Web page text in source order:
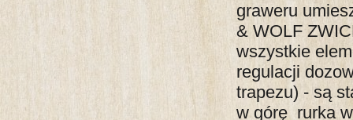
graweru
& WOLF
wszystkie
regulacji
trapezu) - są
w górę rurka